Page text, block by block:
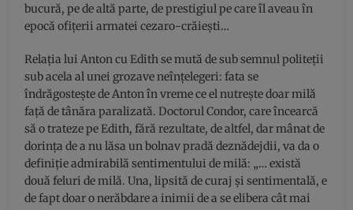
bucură, pe de altă parte, de prestigiul pe care îl aveau în
epocă ofiţerii armatei cezaro-crăieşti…
Relaţia lui Anton cu Edith se mută de sub semnul politeţii
sub acela al unei grozave neînţelegeri: fata se
îndrăgosteşte de Anton în vreme ce el nutreşte doar milă
faţă de tânăra paralizată. Doctorul Condor, care încearcă
să o trateze pe Edith, fără rezultate, de altfel, dar mânat de
dorinţa de a nu lăsa un bolnav pradă deznădejdii, va da o
definiţie admirabilă sentimentului de milă: „… există
două feluri de milă. Una, lipsită de curaj şi sentimentală, e
de fapt doar o nerăbdare a inimii de a se elibera cât mai